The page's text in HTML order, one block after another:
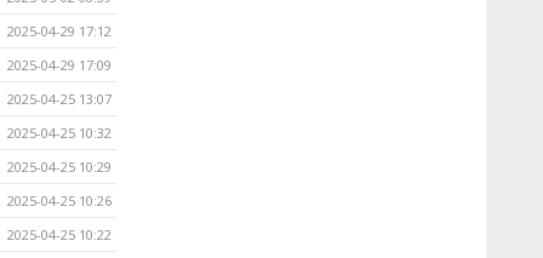
2025-04-29 17:12
2025-04-29 17:09
2025-04-25 13:07
2025-04-25 10:32
2025-04-25 10:29
2025-04-25 10:26
2025-04-25 10:22